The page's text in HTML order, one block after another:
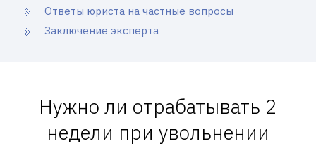
Ответы юриста на частные вопросы
Заключение эксперта
Нужно ли отрабатывать 2
недели при увольнении